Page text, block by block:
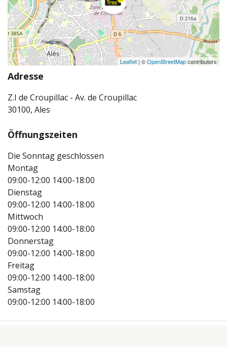
Leaflet | ©OpenStreetMapcontributors
Adresse
Z.I de Croupillac - Av. de Croupillac
30100, Ales
Öffnungszeiten
Die Sonntag geschlossen
Montag
09:00-12:00 14:00-18:00
Dienstag
09:00-12:00 14:00-18:00
Mittwoch
09:00-12:00 14:00-18:00
Donnerstag
09:00-12:00 14:00-18:00
Freitag
09:00-12:00 14:00-18:00
Samstag
09:00-12:00 14:00-18:00